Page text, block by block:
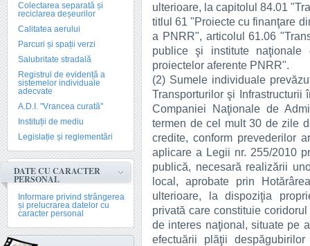
Colectarea separată și
reciclarea deșeurilor
Calitatea aerului
Parcuri și spații verzi
Salubritate stradală
Registrul de evidență a
sistemelor individuale
adecvate
A.D.I. "Vrancea curată"
Instituții de mediu
Legislație și reglementări
DATE CU CARACTER
PERSONAL
Informare privind strângerea
și prelucrarea datelor cu
caracter personal
ulterioare, la capitolul 84.01
titlul 61 "Proiecte cu finanţare
a PNRR", articolul 61.06
publice şi institute naţionale
proiectelor aferente PNRR".
(2) Sumele individuale
Transporturilor şi Infrastructurii
Companiei Naţionale de
termen de cel mult 30 de zile
credite, conform prevederilor
aplicare a Legii nr. 255/2010
publică, necesară realizării
local, aprobate prin
ulterioare, la dispoziţia
privată care constituie
de interes naţional, situate pe
efectuării plăţii